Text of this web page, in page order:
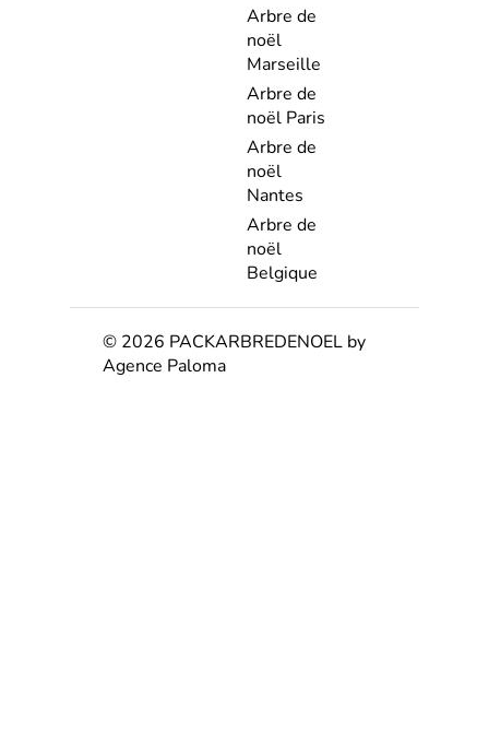
Arbre de
noël
Marseille
Arbre de
noël Paris
Arbre de
noël
Nantes
Arbre de
noël
Belgique
© 2026 PACKARBREDENOEL by
Agence Paloma